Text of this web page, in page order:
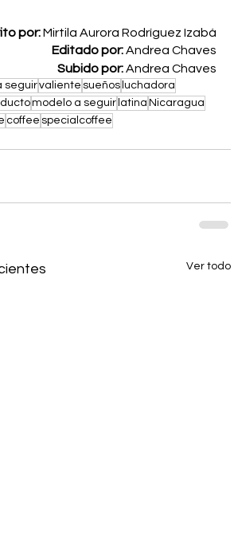
por: Mirtila Aurora Rodríguez Izabá
Editado por: Andrea Chaves
Subido por: Andrea Chaves
seguirvaliente sueños luchadora
modelo a seguir latina Nicaragua
coffee specialcoffee
Ver todo